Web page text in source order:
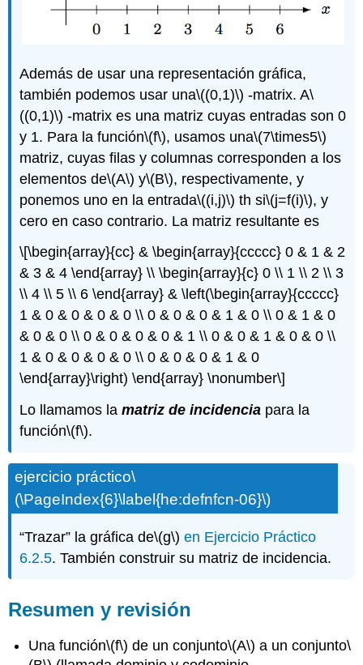
Además de usar una representación gráfica,
también podemos usar una\((0,1)\) -matrix. A\
((0,1)\) -matrix es una matriz cuyas entradas son 0
y 1. Para la función\(f\), usamos una\(7\times5\)
matriz, cuyas filas y columnas corresponden a los
elementos de\(A\) y\(B\), respectivamente, y
ponemos uno en la entrada\((i,j)\) th si\(j=f(i)\), y
cero en caso contrario. La matriz resultante es
\[\begin{array}{cc} & \begin{array}{ccccc} 0 & 1 & 2
& 3 & 4 \end{array} \\ \begin{array}{c} 0 \\ 1 \\ 2 \\ 3
\\ 4 \\ 5 \\ 6 \end{array} & \left(\begin{array}{ccccc}
1 & 0 & 0 & 0 & 0 \\ 0 & 0 & 0 & 1 & 0 \\ 0 & 1 & 0
& 0 & 0 \\ 0 & 0 & 0 & 0 & 1 \\ 0 & 0 & 1 & 0 & 0 \\
1 & 0 & 0 & 0 & 0 \\ 0 & 0 & 0 & 1 & 0
\end{array}\right) \end{array} \nonumber\]
Lo llamamos lamatriz de incidencia para la
función\(f\).
ejercicio práctico\
(\PageIndex{6}\label{he:defnfcn-06}\)
“Trazar” la gráfica de\(g\) en Ejercicio Práctico
6.2.5. También construir su matriz de incidencia.
Resumen y revisión
Una función\(f\) de un conjunto\(A\) a un conjunto\